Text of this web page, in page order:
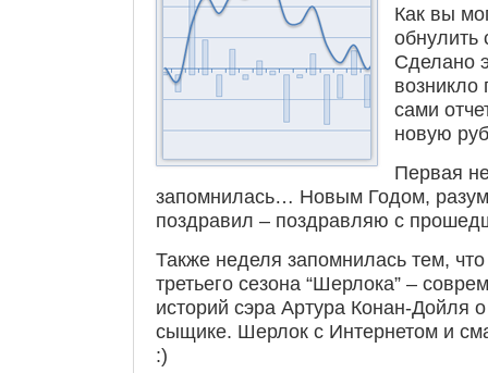
Как вы
обнулить
Сделано
сами
новую
Первая
запомнилась… Новым Годом,
поздравил – поздравляю с
Также неделя запомнилась тем,
третьего сезона “Шерлока” –
историй сэра Артура Конан-Дойля
сыщике. Шерлок с Интернетом и
:)